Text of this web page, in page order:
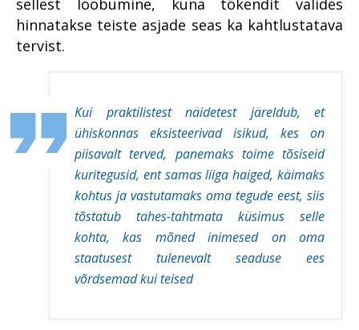
Tugevatoimelised uimastid
Vahistamine ja
konfiskeerimine
korruptsioonikuritegevus
Riigivastased süüteod
Organiseeritud kuritegevus
Küberkuritegevus
Nõrgemate ärakasutamine
kogukonnaga
Põhja ringkonnaprokuratuur
Lääne ringkonnaprokuratuur
Lõuna ringkonnaprokuratuur
Viru ringkonnaprokuratuur
Süüdistusosakond 1
Süüdistusosakond 2
suhtumist korruptsiooni
Rahvusvaheline
koolituskoostöö
prokuratuuris
Raske
korruptsioonikuritegevus
Riigi peaprokurörilt
Riigihangetega seotud
korruptsioonist
meditsiinisektoris
hinnatakse teiste asjade seas ka kahtlustatava
tervist.
Kui praktilistest näidetest järeldub, et
ühiskonnas eksisteerivad isikud, kes on
piisavalt terved, panemaks toime tõsiseid
kuritegusid, ent samas liiga haiged, käimaks
kohtus ja vastutamaks oma tegude eest, siis
tõstatub tahes-tahtmata küsimus selle
kohta, kas mõned inimesed on oma
staatusest tulenevalt seaduse ees
võrdsemad kui teised